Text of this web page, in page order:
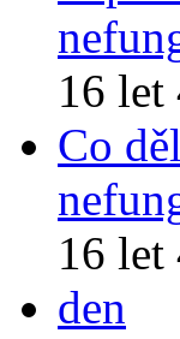
16 let
Co
16 let
den